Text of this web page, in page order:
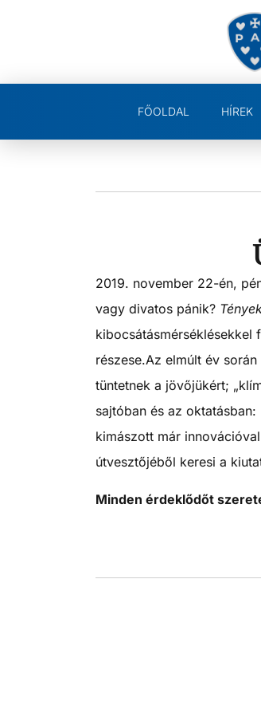
FŐOLDAL HÍREK
2019. november 22-én,
vagy divatos pánik?
részese.Az elmúlt év
tüntetnek a jövőjükért;
sajtóban és az
kimászott már
útvesztőjéből keresi a
Minden érdeklődőt